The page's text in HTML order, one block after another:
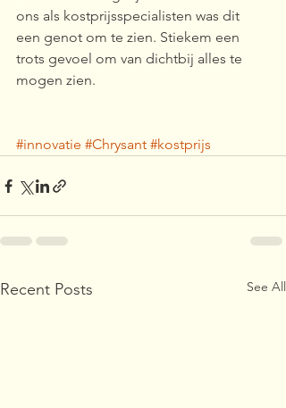
ons als kostprijsspecialisten was dit
een genot om te zien. Stiekem een
trots gevoel om van dichtbij alles te
mogen zien.
#innovatie #Chrysant #kostprijs
Recent Posts See All